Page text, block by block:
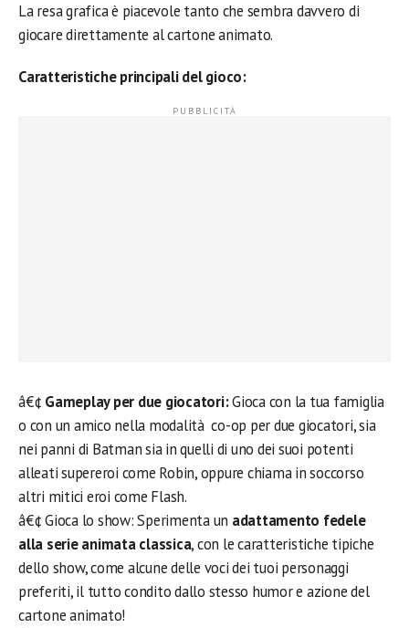
La resa grafica è piacevole tanto che sembra davvero di
giocare direttamente al cartone animato.
Caratteristiche principali del gioco:
â€¢ Gameplay per due giocatori:Gioca con la tua famiglia
o con un amico nella modalità co-op per due giocatori, sia
nei panni di Batman sia in quelli di uno dei suoi potenti
alleati supereroi come Robin, oppure chiama in soccorso
altri mitici eroi come Flash.
â€¢ Gioca lo show: Sperimenta un adattamento fedele
alla serie animata classica, con le caratteristiche tipiche
dello show, come alcune delle voci dei tuoi personaggi
preferiti, il tutto condito dallo stesso humor e azione del
cartone animato!